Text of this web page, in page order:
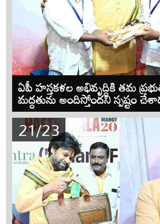
ఏపీ హస్తకళల అభివృద్ధికి తమ
మద్దతును అందిస్తోందని స్పష్టం
21/23